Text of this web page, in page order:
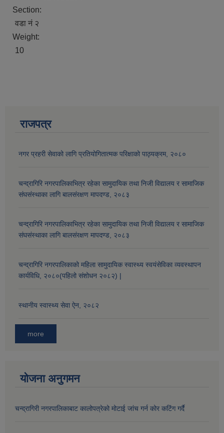
Section:
वडा नं २
Weight:
10
राजपत्र
नगर प्रहरी सेवाको लागि प्रतियोगितात्मक परिक्षाको पाठ्यक्रम, २०८०
चन्द्रागिरि नगरपालिकाभित्र रहेका सामुदायिक तथा निजी विद्यालय र सामाजिक
संघसंस्थाका लागि बालसंरक्षण मापदण्ड, २०८३
चन्द्रागिरि नगरपालिकाभित्र रहेका सामुदायिक तथा निजी विद्यालय र सामाजिक
संघसंस्थाका लागि बालसंरक्षण मापदण्ड, २०८३
चन्द्रागिरि नगरपालिकाको महिला सामुदायिक स्वास्थ्य स्वयंसेविका व्यवस्थापन
कार्यविधि, २०८०(पहिलो संशोधन २०८२) |
स्थानीय स्वास्थ्य सेवा ऐन, २०८२
more
योजना अनुगमन
चन्द्रागिरी नगरपालिकाबाट कालोपत्रेको मोटाई जांच गर्न कोर कटिंग गर्दै